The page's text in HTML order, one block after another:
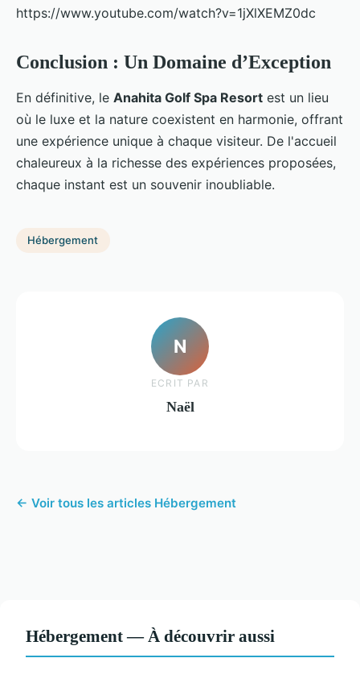
https://www.youtube.com/watch?v=1jXlXEMZ0dc
Conclusion : Un Domaine d’Exception
En définitive, le Anahita Golf Spa Resort est un lieu
où le luxe et la nature coexistent en harmonie, offrant
une expérience unique à chaque visiteur. De l'accueil
chaleureux à la richesse des expériences proposées,
chaque instant est un souvenir inoubliable.
Hébergement
N
ECRIT PAR
Naël
← Voir tous les articles Hébergement
Hébergement — À découvrir aussi